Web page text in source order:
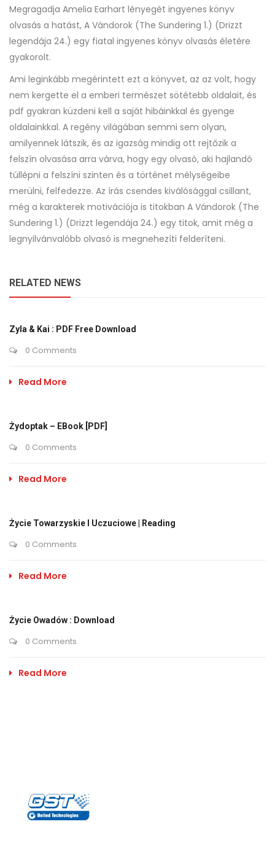
Megragadja Amelia Earhart lényegét ingyenes könyv
olvasás a hatást, A ​Vándorok (The Sundering 1.) (Drizzt
legendája 24.) egy fiatal ingyenes könyv olvasás életére
gyakorolt.
Ami leginkább megérintett ezt a könyvet, az az volt, hogy
nem kergette el a emberi természet sötétebb oldalait, és
pdf gyakran küzdeni kell a saját hibáinkkal és gyenge
oldalainkkal. A regény világában semmi sem olyan,
amilyennek látszik, és az igazság mindig ott rejtőzik a
felszín olvasása arra várva, hogy egy olvasó, aki hajlandó
túllépni a felszíni szinten és a történet mélységeibe
merülni, felfedezze. Az írás csendes kiválósággal csillant,
még a karakterek motivációja is titokban A ​Vándorok (The
Sundering 1.) (Drizzt legendája 24.) egy titok, amit még a
legnyilvánvalóbb olvasó is megnehezíti felderíteni.
RELATED NEWS
Zyla & Kai : PDF Free Download
0 Comments
Read More
Żydoptak – EBook [PDF]
0 Comments
Read More
Życie Towarzyskie I Uczuciowe | Reading
0 Comments
Read More
Życie Owadów : Download
0 Comments
Read More